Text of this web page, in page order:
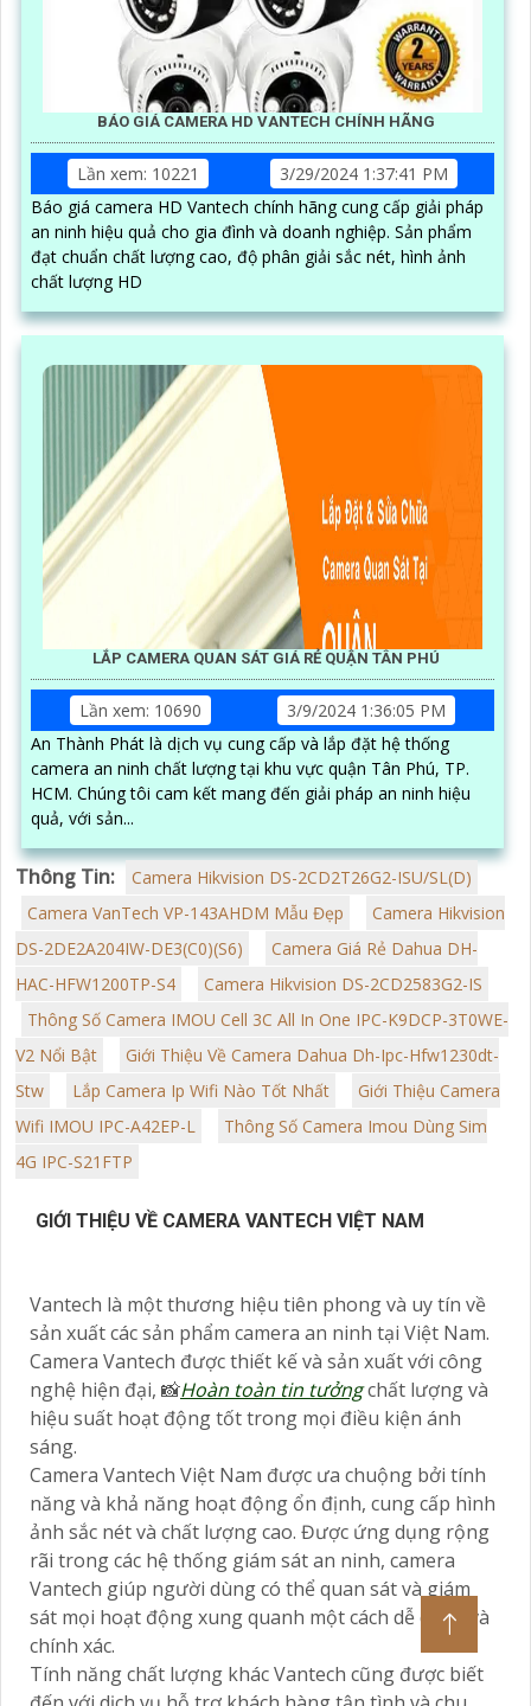
BÁO GIÁ CAMERA HD VANTECH CHÍNH HÃNG
Lần xem: 10221
3/29/2024 1:37:41 PM
Báo giá camera HD Vantech chính hãng cung cấp giải pháp
an ninh hiệu quả cho gia đình và doanh nghiệp. Sản phẩm
đạt chuẩn chất lượng cao, độ phân giải sắc nét, hình ảnh
chất lượng HD
LẮP CAMERA QUAN SÁT GIÁ RẺ QUẬN TÂN PHÚ
Lần xem: 10690
3/9/2024 1:36:05 PM
An Thành Phát là dịch vụ cung cấp và lắp đặt hệ thống
camera an ninh chất lượng tại khu vực quận Tân Phú, TP.
HCM. Chúng tôi cam kết mang đến giải pháp an ninh hiệu
quả, với sản...
Thông Tin:
Camera Hikvision DS-2CD2T26G2-ISU/SL(D)
Camera VanTech VP-143AHDM Mẫu Đẹp
Camera Hikvision
DS-2DE2A204IW-DE3(C0)(S6)
Camera Giá Rẻ Dahua DH-
HAC-HFW1200TP-S4
Camera Hikvision DS-2CD2583G2-IS
Thông Số Camera IMOU Cell 3C All In One IPC-K9DCP-3T0WE-
V2 Nổi Bật
Giới Thiệu Về Camera Dahua Dh-Ipc-Hfw1230dt-
Stw
Lắp Camera Ip Wifi Nào Tốt Nhất
Giới Thiệu Camera
Wifi IMOU IPC-A42EP-L
Thông Số Camera Imou Dùng Sim
4G IPC-S21FTP
GIỚI THIỆU VỀ CAMERA VANTECH VIỆT NAM
Vantech là một thương hiệu tiên phong và uy tín về
sản xuất các sản phẩm camera an ninh tại Việt Nam.
Camera Vantech được thiết kế và sản xuất với công
nghệ hiện đại, 📸Hoàn toàn tin tưởngchất lượng và
hiệu suất hoạt động tốt trong mọi điều kiện ánh
sáng.
Camera Vantech Việt Nam được ưa chuộng bởi tính
năng và khả năng hoạt động ổn định, cung cấp hình
ảnh sắc nét và chất lượng cao. Được ứng dụng rộng
rãi trong các hệ thống giám sát an ninh, camera
Vantech giúp người dùng có thể quan sát và giám
sát mọi hoạt động xung quanh một cách dễ dàng và
chính xác.
Tính năng chất lượng khác Vantech cũng được biết